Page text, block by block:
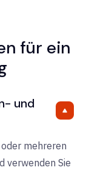
für ein
und
mehreren
verwenden Sie